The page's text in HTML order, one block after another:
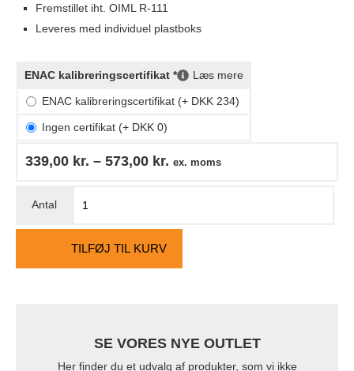
Handelsbetingelser
Fremstillet iht. OIML R-111
Leveres med individuel plastboks
ENAC kalibreringscertifikat * Læs mere
ENAC kalibreringscertifikat (+ DKK 234)
Ingen certifikat (+ DKK 0)
339,00 kr. – 573,00 kr. ex. moms
TILFØJ TIL KURV
SE VORES NYE OUTLET
Her finder du et udvalg af produkter, som vi ikke